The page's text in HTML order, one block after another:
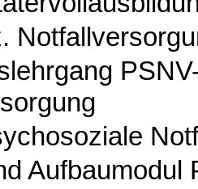
Aufbaumodul